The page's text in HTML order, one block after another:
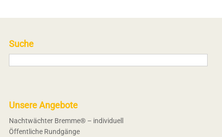
Suche
Unsere Angebote
Nachtwächter Bremme® – individuell
Öffentliche Rundgänge